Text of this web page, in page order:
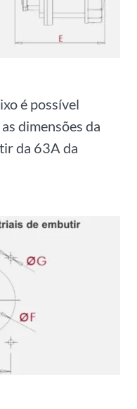
é possível
dimensões da
da 63A da